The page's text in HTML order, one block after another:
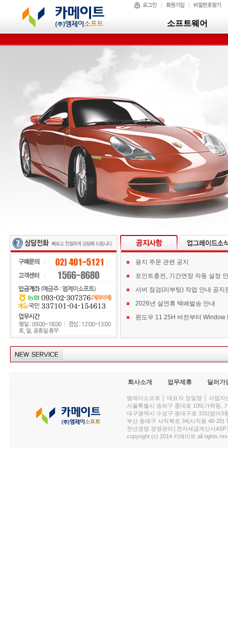
소프트웨어
용지 주문 관련 공지
포인트충전, 기간연장 자동 설정
서버 점검(리부팅) 작업 안내 공지
2026년 설연휴 택배발송 안내
회사소개 업무제휴 딜러가
엠제이소프트 │ 대표자 정일영 │ 사업
서울특별시 송파구 중대로 105(가락동,
대구광역시 수성구 동대구로 331(범어3
부산 동래구 사직북로 34(사직동 48-20)
천년경영 경영관리│전자세금계산서
copyright (c) 2014 카메이트 all rights